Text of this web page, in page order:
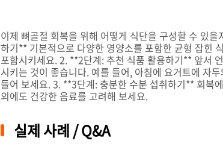
이제 뼈골절 회복을 위해 어떻게 식단을 구성할 수 있
하기** 기본적으로 다양한 영양소를 포함한 균형 잡힌
포함시키세요. 2. **2단계: 추천 식품 활용하기** 앞서
시키는 것이 좋습니다. 예를 들어, 아침에 요거트에 자
들어 보세요. 3. **3단계: 충분한 수분 섭취하기** 회복
외에도 건강한 음료를 고려해 보세요.
실제 사례 / Q&A